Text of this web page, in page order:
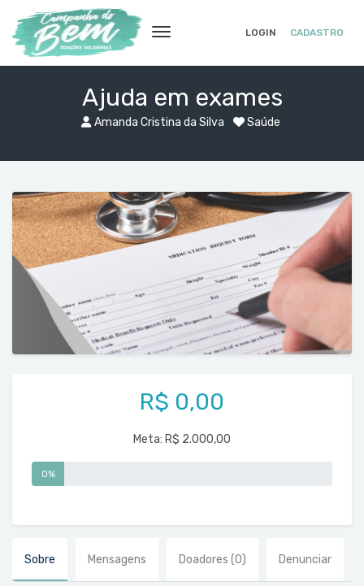
LOGIN CADASTRO
Ajuda em exames
Amanda Cristina da Silva Saúde
R$ 0,00
Meta: R$ 2.000,00
0%
Sobre Mensagens Doadores (0) Denunciar